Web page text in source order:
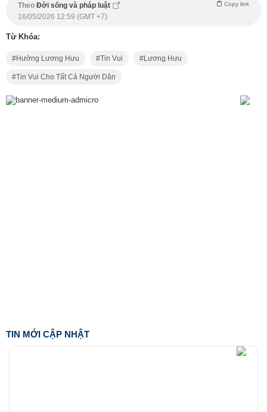
Theo Đời sống và pháp luật Copy link
16/05/2026 12:59 (GMT +7)
Từ Khóa:
Hưởng Lương Hưu Tin Vui Lương Hưu
Tin Vui Cho Tất Cả Người Dân
TIN MỚI CẬP NHẬT